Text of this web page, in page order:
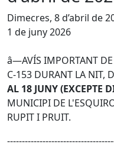
Dimecres, 8 d’abril de
1 de juny 2026
â—AVÍS IMPORTANT
C-153 DURANT LA NIT,
AL 18 JUNY (EXCEPTE
MUNICIPI DE
RUPIT I PRUIT.